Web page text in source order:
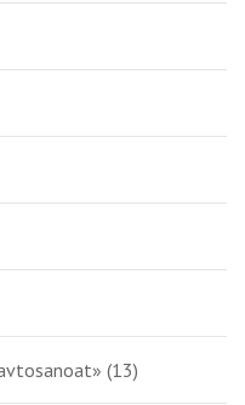
(13)